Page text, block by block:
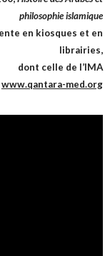
philosophie islamique
en kiosques et en
librairies,
dont celle de l’IMA
www.qantara-med.org